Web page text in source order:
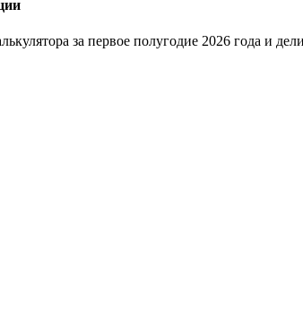
за первое полугодие 2026 года и